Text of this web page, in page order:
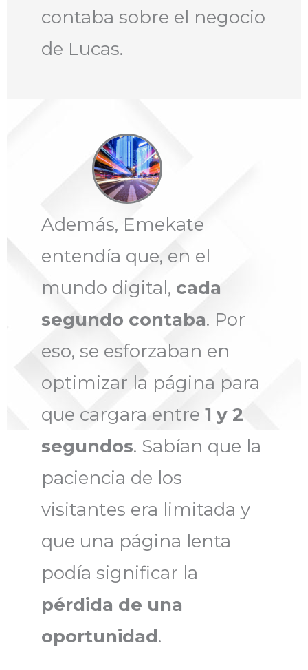
contaba sobre el negocio
de Lucas.
Además, Emekate
entendía que, en el
mundo digital, cada
segundo contaba. Por
eso, se esforzaban en
optimizar la página para
que cargara entre 1 y 2
segundos. Sabían que la
paciencia de los
visitantes era limitada y
que una página lenta
podía significar la
pérdida de una
oportunidad.